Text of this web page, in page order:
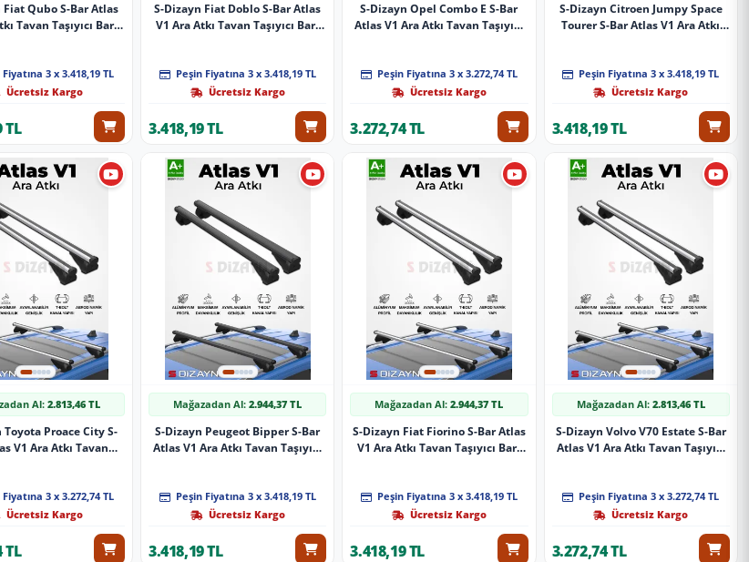
Fiat Qubo S-Bar Atlas
Tavan Taşıyıcı Barı
3 x 3.418,19 TL
Ücretsiz Kargo
TL
S-Dizayn Fiat Doblo S-Bar Atlas
V1 Ara Atkı Tavan Taşıyıcı Barı
Peşin Fiyatına 3 x 3.418,19 TL
Ücretsiz Kargo
3.418,19 TL
S-Dizayn Opel Combo E S-Bar
Atlas V1 Ara Atkı Tavan Taşıyıcı
Peşin Fiyatına 3 x 3.272,74 TL
Ücretsiz Kargo
3.272,74 TL
S-Dizayn Citroen Jumpy Space
Tourer S-Bar Atlas V1 Ara Atkı
Peşin Fiyatına 3 x 3.418,19 TL
Ücretsiz Kargo
3.418,19 TL
Al: 2.813,46 TL
Toyota Proace City S-
V1 Ara Atkı Tavan
3 x 3.272,74 TL
Ücretsiz Kargo
TL
Mağazadan Al:2.944,37 TL
S-Dizayn Peugeot Bipper S-Bar
Atlas V1 Ara Atkı Tavan Taşıyıcı
Peşin Fiyatına 3 x 3.418,19 TL
Ücretsiz Kargo
3.418,19 TL
Mağazadan Al:2.944,37 TL
S-Dizayn Fiat Fiorino S-Bar Atlas
V1 Ara Atkı Tavan Taşıyıcı Barı
Peşin Fiyatına 3 x 3.418,19 TL
Ücretsiz Kargo
3.418,19 TL
Mağazadan Al: 2.813,46 TL
S-Dizayn Volvo V70 Estate S-Bar
Atlas V1 Ara Atkı Tavan Taşıyıcı
Peşin Fiyatına 3 x 3.272,74 TL
Ücretsiz Kargo
3.272,74 TL